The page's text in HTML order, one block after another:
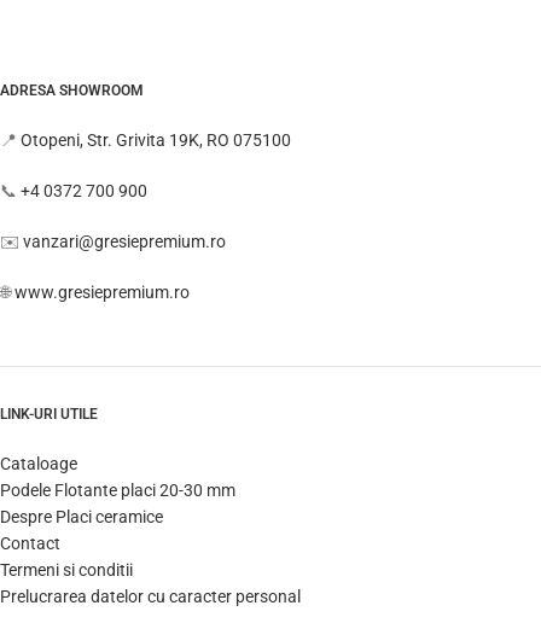
ADRESA SHOWROOM
📍 Otopeni, Str. Grivita 19K, RO 075100
📞 +4 0372 700 900
✉️ vanzari@gresiepremium.ro
🌐www.gresiepremium.ro
LINK-URI UTILE
Cataloage
Podele Flotante placi 20-30 mm
Despre Placi ceramice
Contact
Termeni si conditii
Prelucrarea datelor cu caracter personal